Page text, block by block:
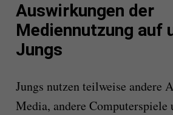
Auswirkungen der
Mediennutzung auf
Jungs
Jungs nutzen teilweise andere
Media, andere Computerspiele